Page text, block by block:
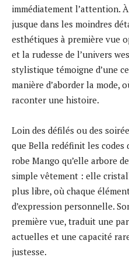
immédiatement l’attention.
jusque dans les moindres
esthétiques à première vue
et la rudesse de l’univers
stylistique témoigne d’une
manière d’aborder la mode,
raconter une histoire.
Loin des défilés ou des
que Bella redéfinit les codes
robe Mango qu’elle arbore
simple vêtement : elle
plus libre, où chaque
d’expression personnelle.
première vue, traduit une
actuelles et une capacité
justesse.